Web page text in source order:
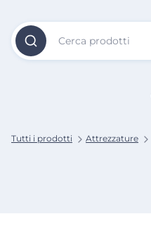
Cerca prodotti
Tutti i prodotti Attrezzature